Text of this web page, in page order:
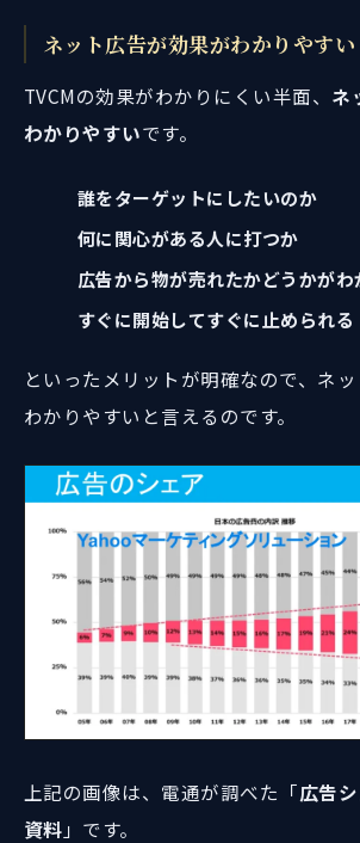
ネット広告が効果がわかりやすい
TVCMの効果がわかりにくい半面、 ネ
わかりやすいです。
誰をターゲットにしたいのか
何に関心がある人に打つか
広告から物が売れたかどうかがわ
すぐに開始してすぐに止められる
といったメリットが明確なので、ネ
わかりやすいと言えるのです。
上記の画像は、電通が調べた「広告
資料 」です。